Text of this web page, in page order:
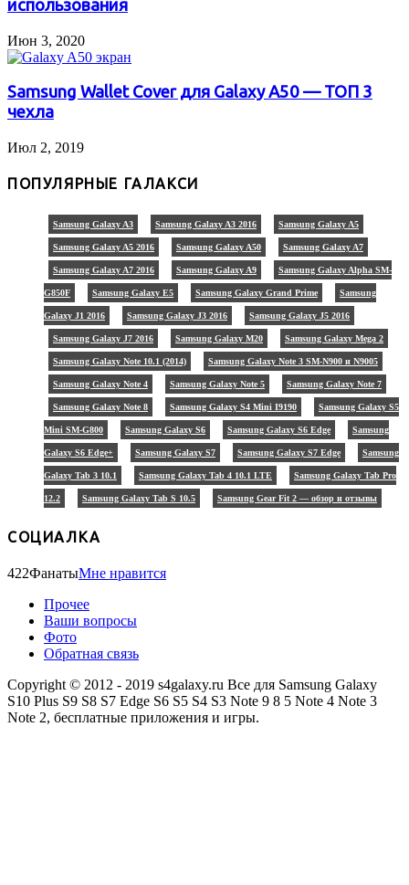
использования
Июн 3, 2020
Samsung Wallet Cover для Galaxy A50 — ТОП 3
чехла
Июл 2, 2019
ПОПУЛЯРНЫЕ ГАЛАКСИ
Samsung Galaxy A3 Samsung Galaxy A3 2016 Samsung Galaxy A5
Samsung Galaxy A5 2016 Samsung Galaxy A50 Samsung Galaxy A7
Samsung Galaxy A7 2016 Samsung Galaxy A9 Samsung Galaxy Alpha SM-
G850F Samsung Galaxy E5 Samsung Galaxy Grand Prime Samsung
Galaxy J1 2016 Samsung Galaxy J3 2016 Samsung Galaxy J5 2016
Samsung Galaxy J7 2016 Samsung Galaxy M20 Samsung Galaxy Mega 2
Samsung Galaxy Note 10.1 (2014) Samsung Galaxy Note 3 SM-N900 и N9005
Samsung Galaxy Note 4 Samsung Galaxy Note 5 Samsung Galaxy Note 7
Samsung Galaxy Note 8 Samsung Galaxy S4 Mini I9190 Samsung Galaxy S5
Mini SM-G800 Samsung Galaxy S6 Samsung Galaxy S6 Edge Samsung
Galaxy S6 Edge+ Samsung Galaxy S7 Samsung Galaxy S7 Edge Samsung
Galaxy Tab 3 10.1 Samsung Galaxy Tab 4 10.1 LTE Samsung Galaxy Tab Pro
12.2 Samsung Galaxy Tab S 10.5 Samsung Gear Fit 2 — обзор и отзывы
СОЦИАЛКА
422ФанатыМне нравится
Прочее
Ваши вопросы
Фото
Обратная связь
Copyright © 2012 - 2019 s4galaxy.ru Все для Samsung Galaxy
S10 Plus S9 S8 S7 Edge S6 S5 S4 S3 Note 9 8 5 Note 4 Note 3
Note 2, бесплатные приложения и игры.